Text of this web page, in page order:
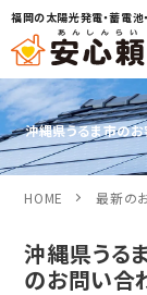
福岡の太陽光発電・蓄電池
沖縄県うるま市の
HOME 最新の
沖縄県うる
のお問い合